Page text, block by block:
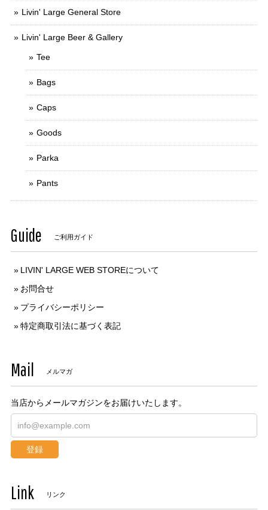
Livin' Large General Store
Livin' Large Beer & Gallery
Tee
Bags
Caps
Goods
Parka
Pants
Guide ご利用ガイド
LIVIN' LARGE WEB STOREについて
お問合せ
プライバシーポリシー
特定商取引法に基づく表記
Mail メルマガ
当店からメールマガジンをお届けいたします。
登録
Link リンク